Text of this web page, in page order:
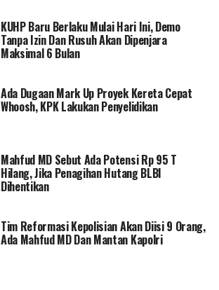
KUHP Baru Berlaku Mulai Hari Ini, Demo
Tanpa Izin Dan Rusuh Akan Dipenjara
Maksimal 6 Bulan
Ada Dugaan Mark Up Proyek Kereta Cepat
Whoosh, KPK Lakukan Penyelidikan
Mahfud MD Sebut Ada Potensi Rp 95 T
Hilang, Jika Penagihan Hutang BLBI
Dihentikan
Tim Reformasi Kepolisian Akan Diisi 9 Orang,
Ada Mahfud MD Dan Mantan Kapolri